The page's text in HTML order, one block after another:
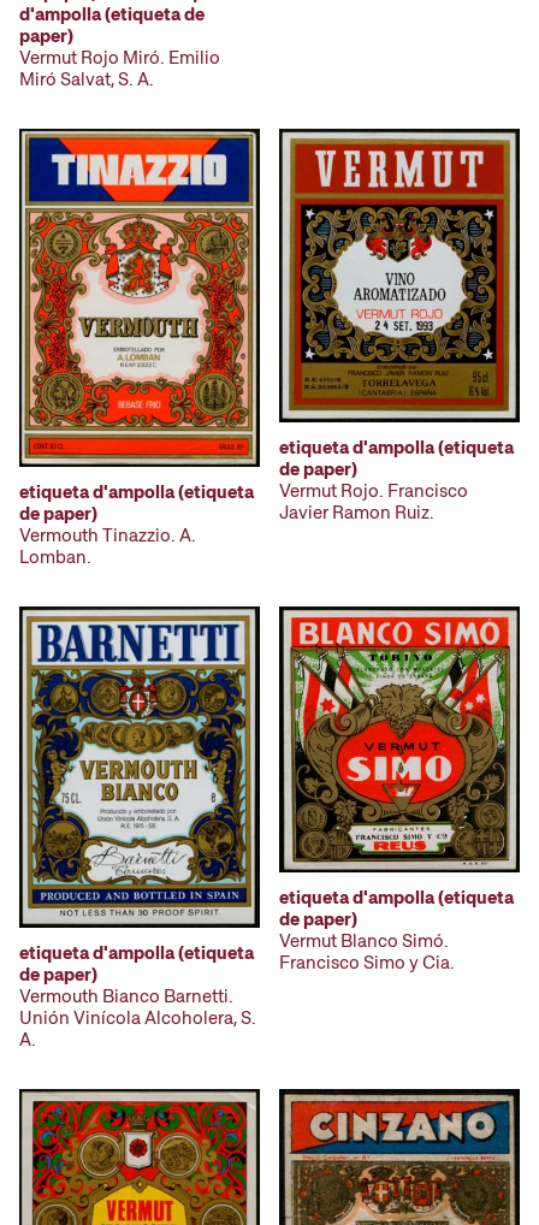
d'ampolla (etiqueta de
paper)
Vermut Rojo Miró. Emilio
Miró Salvat, S. A.
etiqueta d'ampolla (etiqueta
de paper)
Vermouth Tinazzio. A.
Lomban.
etiqueta d'ampolla (etiqueta
de paper)
Vermut Rojo. Francisco
Javier Ramon Ruiz.
etiqueta d'ampolla (etiqueta
de paper)
Vermouth Bianco Barnetti.
Unión Vinícola Alcoholera, S.
A.
etiqueta d'ampolla (etiqueta
de paper)
Vermut Blanco Simó.
Francisco Simo y Cia.